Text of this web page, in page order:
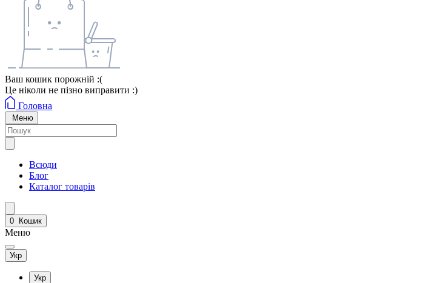
Ваш кошик порожній :(
Це ніколи не пізно виправити :)
Головна
Меню
Всюди
Блог
Каталог товарів
0 Кошик
Меню
Укр
Укр